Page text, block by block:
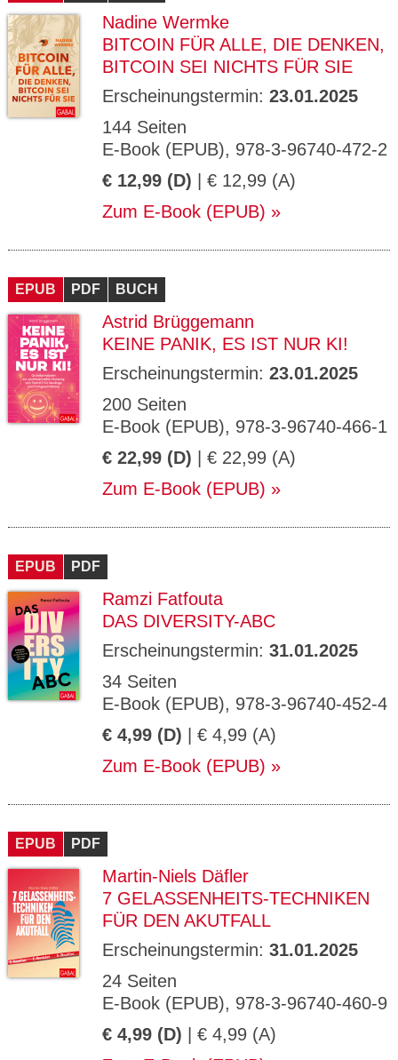
Nadine Wermke
BITCOIN FÜR ALLE, DIE DENKEN,
BITCOIN SEI NICHTS FÜR SIE
Erscheinungstermin: 23.01.2025
144 Seiten
E-Book (EPUB), 978-3-96740-472-2
€ 12,99 (D) | € 12,99 (A)
Zum E-Book (EPUB)
EPUB PDF BUCH
Astrid Brüggemann
KEINE PANIK, ES IST NUR KI!
Erscheinungstermin: 23.01.2025
200 Seiten
E-Book (EPUB), 978-3-96740-466-1
€ 22,99 (D) | € 22,99 (A)
Zum E-Book (EPUB)
EPUB PDF
Ramzi Fatfouta
DAS DIVERSITY-ABC
Erscheinungstermin: 31.01.2025
34 Seiten
E-Book (EPUB), 978-3-96740-452-4
€ 4,99 (D) | € 4,99 (A)
Zum E-Book (EPUB)
EPUB PDF
Martin-Niels Däfler
7 GELASSENHEITS-TECHNIKEN
FÜR DEN AKUTFALL
Erscheinungstermin: 31.01.2025
24 Seiten
E-Book (EPUB), 978-3-96740-460-9
€ 4,99 (D) | € 4,99 (A)